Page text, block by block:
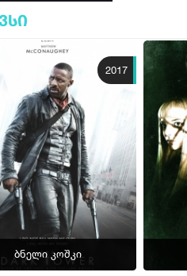
2017
ბნელი კოშკი